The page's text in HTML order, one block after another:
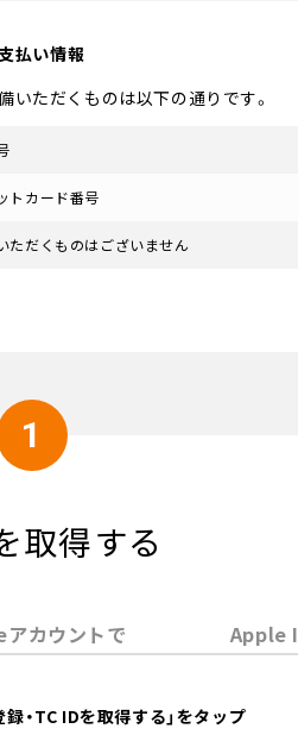
払い情報
いただくものは以下の通りです。
トカード番号
ただくものはございません
1
取得する
アカウントで Apple
・TC IDを取得する」をタップ